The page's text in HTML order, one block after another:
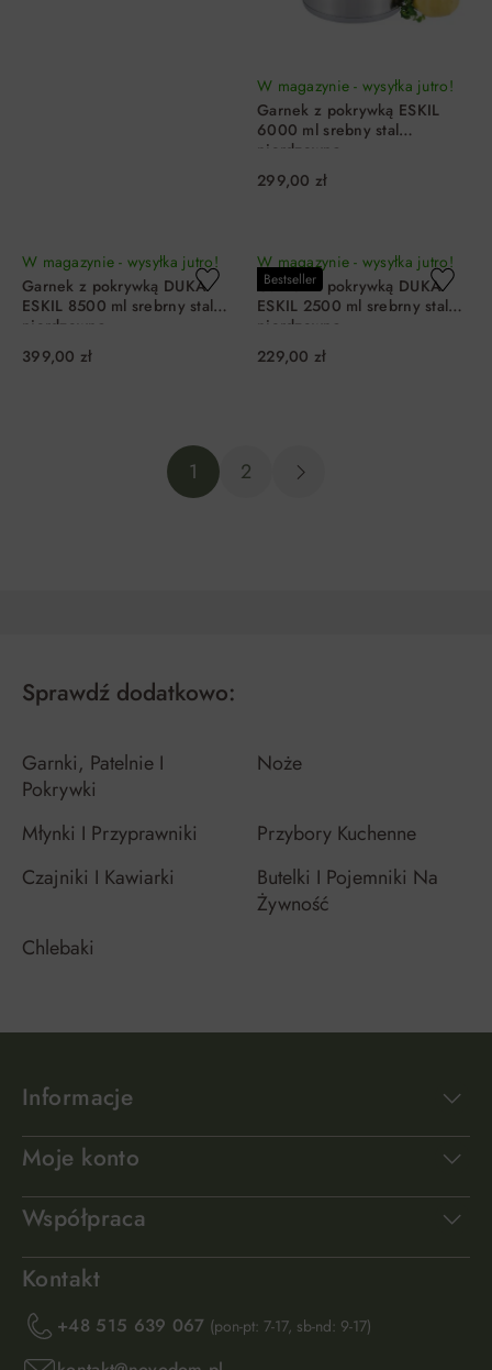
W magazynie - wysyłka jutro!
Garnek z pokrywką ESKIL
6000 ml srebny stal
nierdzewna
299,00 zł
W magazynie - wysyłka jutro!
Garnek z pokrywką DUKA
ESKIL 8500 ml srebrny stal
nierdzewna
399,00 zł
Bestseller
W magazynie - wysyłka jutro!
Garnek z pokrywką DUKA
ESKIL 2500 ml srebrny stal
nierdzewna
229,00 zł
1 2
Sprawdź dodatkowo:
Garnki, Patelnie I
Pokrywki
Noże
Młynki I Przyprawniki
Przybory Kuchenne
Czajniki I Kawiarki
Butelki I Pojemniki Na
Żywność
Chlebaki
Informacje
Moje konto
Współpraca
Kontakt
+48 515 639 067 (pon-pt: 7-17, sb-nd: 9-17)